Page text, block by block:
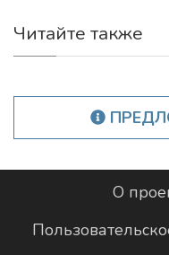
Читайте также
О